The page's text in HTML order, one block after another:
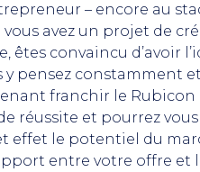
– encore au
avez un projet de
êtes convaincu d’avoir
pensez constamment
franchir le
réussite et pourrez
effet le potentiel du
entre votre offre et